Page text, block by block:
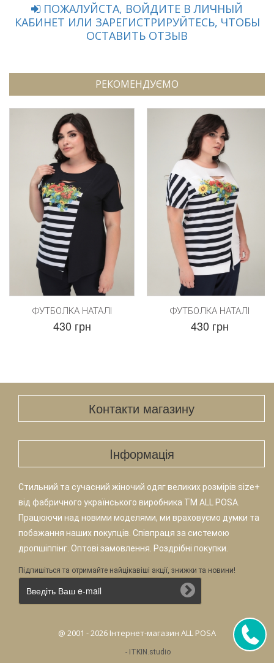
ПОЖАЛУЙСТА, ВОЙДИТЕ В ЛИЧНЫЙ
КАБИНЕТ ИЛИ ЗАРЕГИСТРИРУЙТЕСЬ, ЧТОБЫ
ОСТАВИТЬ ОТЗЫВ
РЕКОМЕНДУЄМО
ФУТБОЛКА НАТАЛІ
430 грн
ФУТБОЛКА НАТАЛІ
430 грн
Контакти магазину
Iнформація
Стильний та сучасний жіночий одяг великих розмірів size+
від фабричного українського виробника TM ALL POSA.
Працюючи над новими моделями, ми враховуємо думки та
побажання наших покупців. Співпраця за системою
дропшіппінг. Оптові замовлення. Роздрібні покупки.
Підпишіться та отримайте найцікавіші акції, знижки та новини!
@ 2001 - 2026 Інтернет-магазин ALL POSA
- ITKIN.studio